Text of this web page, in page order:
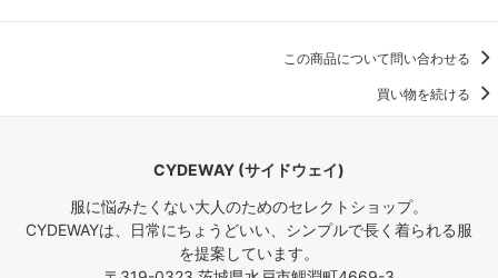
この商品について問い合わせる
買い物を続ける
CYDEWAY (サイドウェイ)
服に悩みたくない大人のためのセレクトショップ。
CYDEWAYは、日常にちょうどいい、シンプルで長く着られる服
を提案しています。